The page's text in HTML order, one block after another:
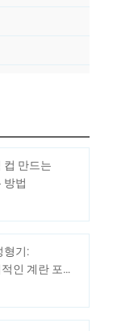
컵 만드는
방법
형기:
인 계란 포장